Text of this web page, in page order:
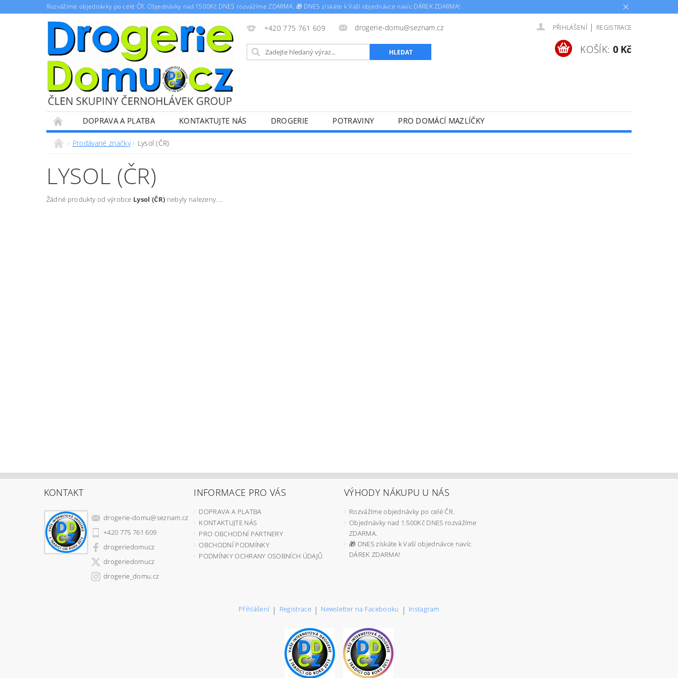
Rozvážíme objednávky po celé ČR. Objednávky nad 1500Kč DNES rozvážíme ZDARMA. 🎁 DNES získáte k Vaší objednávce navíc DÁREK ZDARMA!
+420 775 761 609 drogerie-domu@seznam.cz PŘIHLÁŠENÍ | REGISTRACE
KOŠÍK: 0 Kč
DOPRAVA A PLATBA KONTAKTUJTE NÁS DROGERIE POTRAVINY
PRO DOMÁCÍ MAZLÍČKY
PRO OBCHODNÍ PARTNERY
Prodávané značky Lysol (ČR)
LYSOL (ČR)
Žádné produkty od výrobce Lysol (ČR) nebyly nalezeny....
KONTAKT
drogerie-domu@seznam.cz
+420 775 761 609
drogeriedomucz
drogeriedomucz
drogerie_domu.cz
INFORMACE PRO VÁS
DOPRAVA A PLATBA
KONTAKTUJTE NÁS
PRO OBCHODNÍ PARTNERY
OBCHODNÍ PODMÍNKY
PODMÍNKY OCHRANY OSOBNÍCH ÚDAJŮ
VÝHODY NÁKUPU U NÁS
Rozvážíme objednávky po celé ČR.
Objednávky nad 1.500Kč DNES rozvážíme
ZDARMA.
🎁 DNES získáte k Vaší objednávce navíc
DÁREK ZDARMA!
Přihlášení | Registrace | Newsletter na Facebooku | Instagram